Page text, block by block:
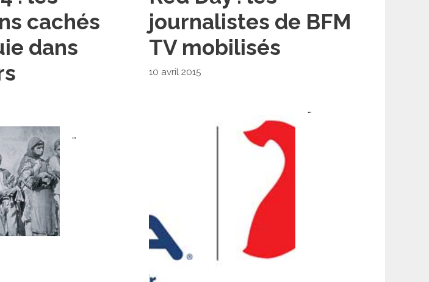
cachés
dans
…
journalistes de BFM
TV mobilisés
10 avril 2015
…